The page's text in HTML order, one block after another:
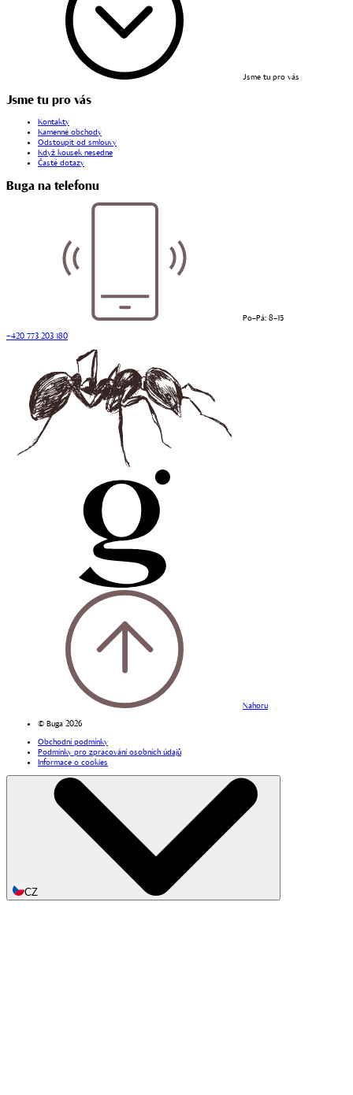
Jsme tu pro vás
Jsme tu pro vás
Kontakty
Kamenné obchody
Odstoupit od smlouvy
Když kousek nesedne
Časté dotazy
Buga na telefonu
Po–Pá: 8–15
+420 773 203 180
Nahoru
© Buga 2026
Obchodní podmínky
Podmínky pro zpracování osobních údajů
Informace o cookies
CZ